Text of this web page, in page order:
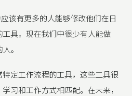
该有更多的人能够修改他们在日
具。现在我们中很少有人能做
。
定工作流程的工具，这些工具很
习和工作方式相匹配。在未来，